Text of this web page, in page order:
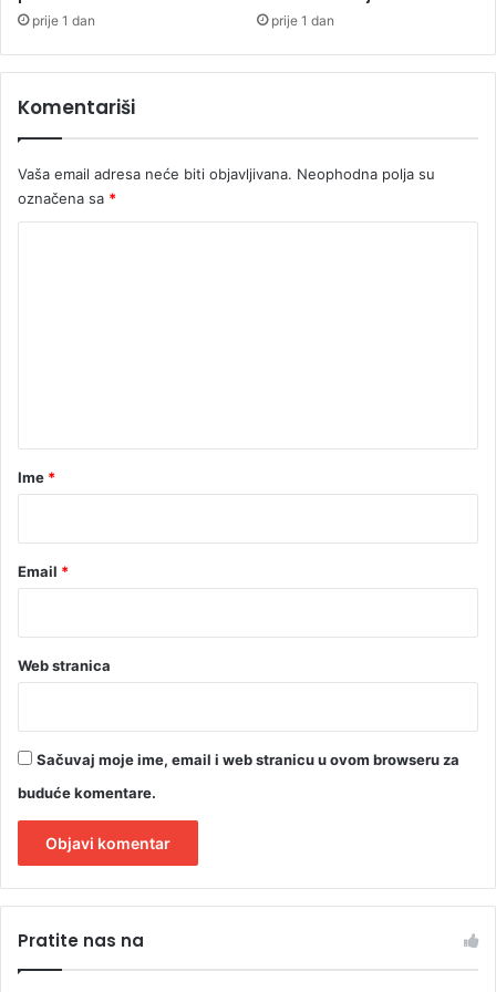
0
K
prije 1 dan prije 1 dan
Komentariši
Vaša email adresa neće biti objavljivana. Neophodna polja su
označena sa *
rIme *
Email *
Web stranica
Sačuvaj moje ime, email i web stranicu u ovom browseru za
buduće komentare.
tPratite nas na